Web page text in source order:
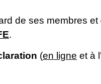
de ses membres et
.
(en ligne et à